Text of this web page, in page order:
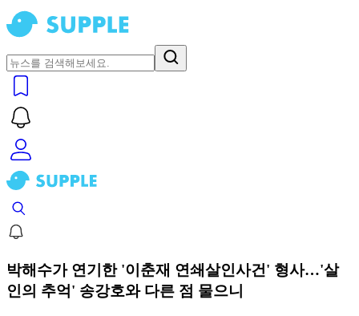
박해수가 연기한 '이춘재 연쇄살인사건' 형사…'살
인의 추억' 송강호와 다른 점 물으니